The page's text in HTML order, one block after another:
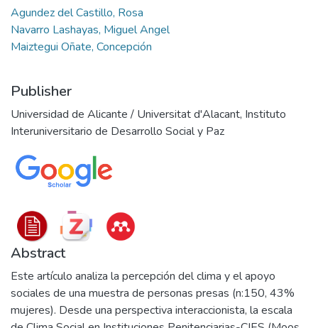
Agundez del Castillo, Rosa
Navarro Lashayas, Miguel Angel
Maiztegui Oñate, Concepción
Publisher
Universidad de Alicante / Universitat d'Alacant, Instituto
Interuniversitario de Desarrollo Social y Paz
Abstract
Este artículo analiza la percepción del clima y el apoyo
sociales de una muestra de personas presas (n:150, 43%
mujeres). Desde una perspectiva interaccionista, la escala